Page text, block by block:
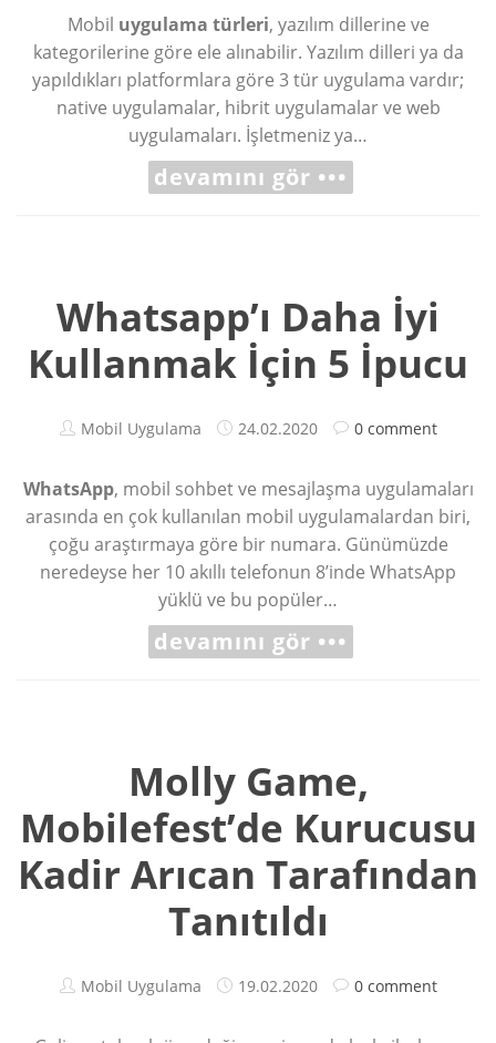
Mobil uygulama türleri, yazılım dillerine ve
kategorilerine göre ele alınabilir. Yazılım dilleri ya da
yapıldıkları platformlara göre 3 tür uygulama vardır;
native uygulamalar, hibrit uygulamalar ve web
uygulamaları. İşletmeniz ya…
devamını gör •••
Whatsapp’ı Daha İyi
Kullanmak İçin 5 İpucu
Mobil Uygulama 24.02.2020 0 comment
WhatsApp, mobil sohbet ve mesajlaşma uygulamaları
arasında en çok kullanılan mobil uygulamalardan biri,
çoğu araştırmaya göre bir numara. Günümüzde
neredeyse her 10 akıllı telefonun 8’inde WhatsApp
yüklü ve bu popüler…
devamını gör •••
Molly Game,
Mobilefest’de Kurucusu
Kadir Arıcan Tarafından
Tanıtıldı
Mobil Uygulama 19.02.2020 0 comment